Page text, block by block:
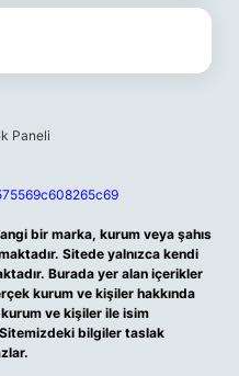
bir marka, kurum veya şahıs
Sitede yalnızca kendi
Burada yer alan içerikler
kurum ve kişiler hakkında
kurum ve kişiler ile isim
bilgiler taslak